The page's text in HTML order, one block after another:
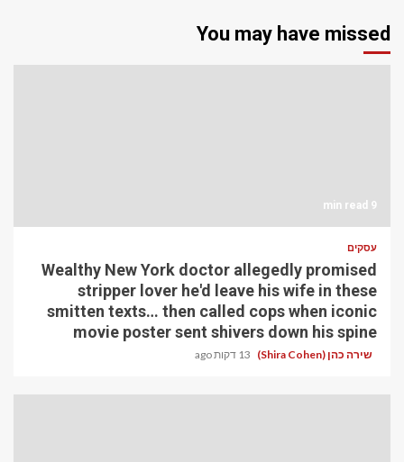
You may have missed
9 min read
עסקים
Wealthy New York doctor allegedly promised
stripper lover he'd leave his wife in these
smitten texts… then called cops when iconic
movie poster sent shivers down his spine
שירה כהן (Shira Cohen) 13 דקות ago